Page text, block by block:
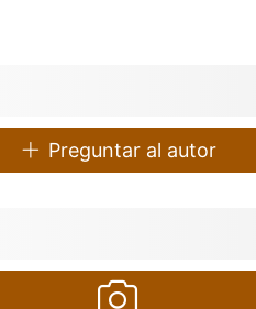
Preguntar al autor